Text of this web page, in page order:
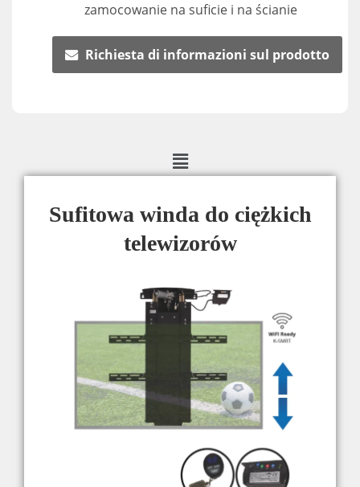
zamocowanie na suficie i na ścianie
Richiesta di informazioni sul prodotto
Sufitowa winda do ciężkich
telewizorów